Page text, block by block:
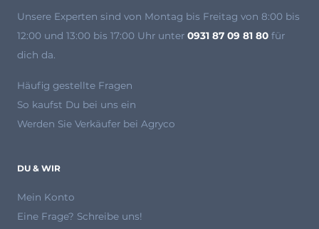
Unsere Experten sind von Montag bis Freitag von 8:00 bis
12:00 und 13:00 bis 17:00 Uhr unter 0931 87 09 81 80 für
dich da.
Häufig gestellte Fragen
So kaufst Du bei uns ein
Werden Sie Verkäufer bei Agryco
DU & WIR
Mein Konto
Eine Frage? Schreibe uns!